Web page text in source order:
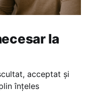
la
acceptat și
înțeles